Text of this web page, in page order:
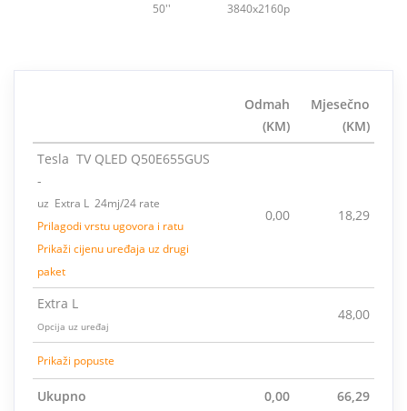
50'' 3840x2160p
Odmah
(KM)
Mjesečno
(KM)
Tesla TV QLED Q50E655GUS
-
uz Extra L 24mj/24 rate
Prilagodi vrstu ugovora i ratu
Prikaži cijenu uređaja uz drugi
paket
0,00 18,29
Extra L
Opcija uz uređaj
48,00
Prikaži popuste
Ukupno 0,00 66,29